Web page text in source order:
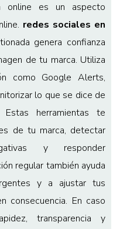
online es un aspecto
redes sociales en
genera confianza
de tu marca. Utiliza
como Google Alerts,
lo que se dice de
herramientas te
de tu marca, detectar
y responder
regular también ayuda
y a ajustar tus
consecuencia. En caso
transparencia y